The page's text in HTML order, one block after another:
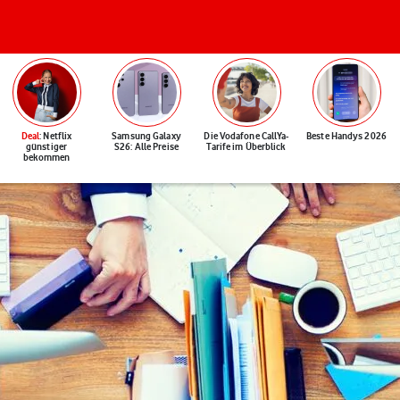
Deal: Netflix
günstiger
bekommen
Samsung Galaxy
S26: Alle Preise
Die Vodafone CallYa-
Tarife im Überblick
Beste Handys 2026